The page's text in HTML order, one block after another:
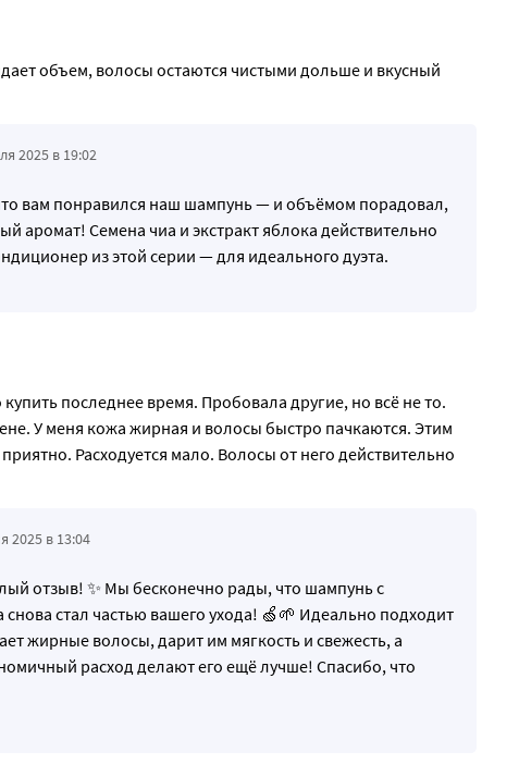
объем, волосы остаются чистыми дольше и вкусный
2025 в 19:02
вам понравился наш шампунь — и объёмом порадовал,
аромат! Семена чиа и экстракт яблока действительно
из этой серии — для идеального дуэта.
последнее время. Пробовала другие, но всё не то.
У меня кожа жирная и волосы быстро пачкаются. Этим
Расходуется мало. Волосы от него действительно
2025 в 13:04
отзыв! ✨ Мы бесконечно рады, что шампунь с
стал частью вашего ухода! 🍏🌱 Идеально подходит
жирные волосы, дарит им мягкость и свежесть, а
расход делают его ещё лучше! Спасибо, что